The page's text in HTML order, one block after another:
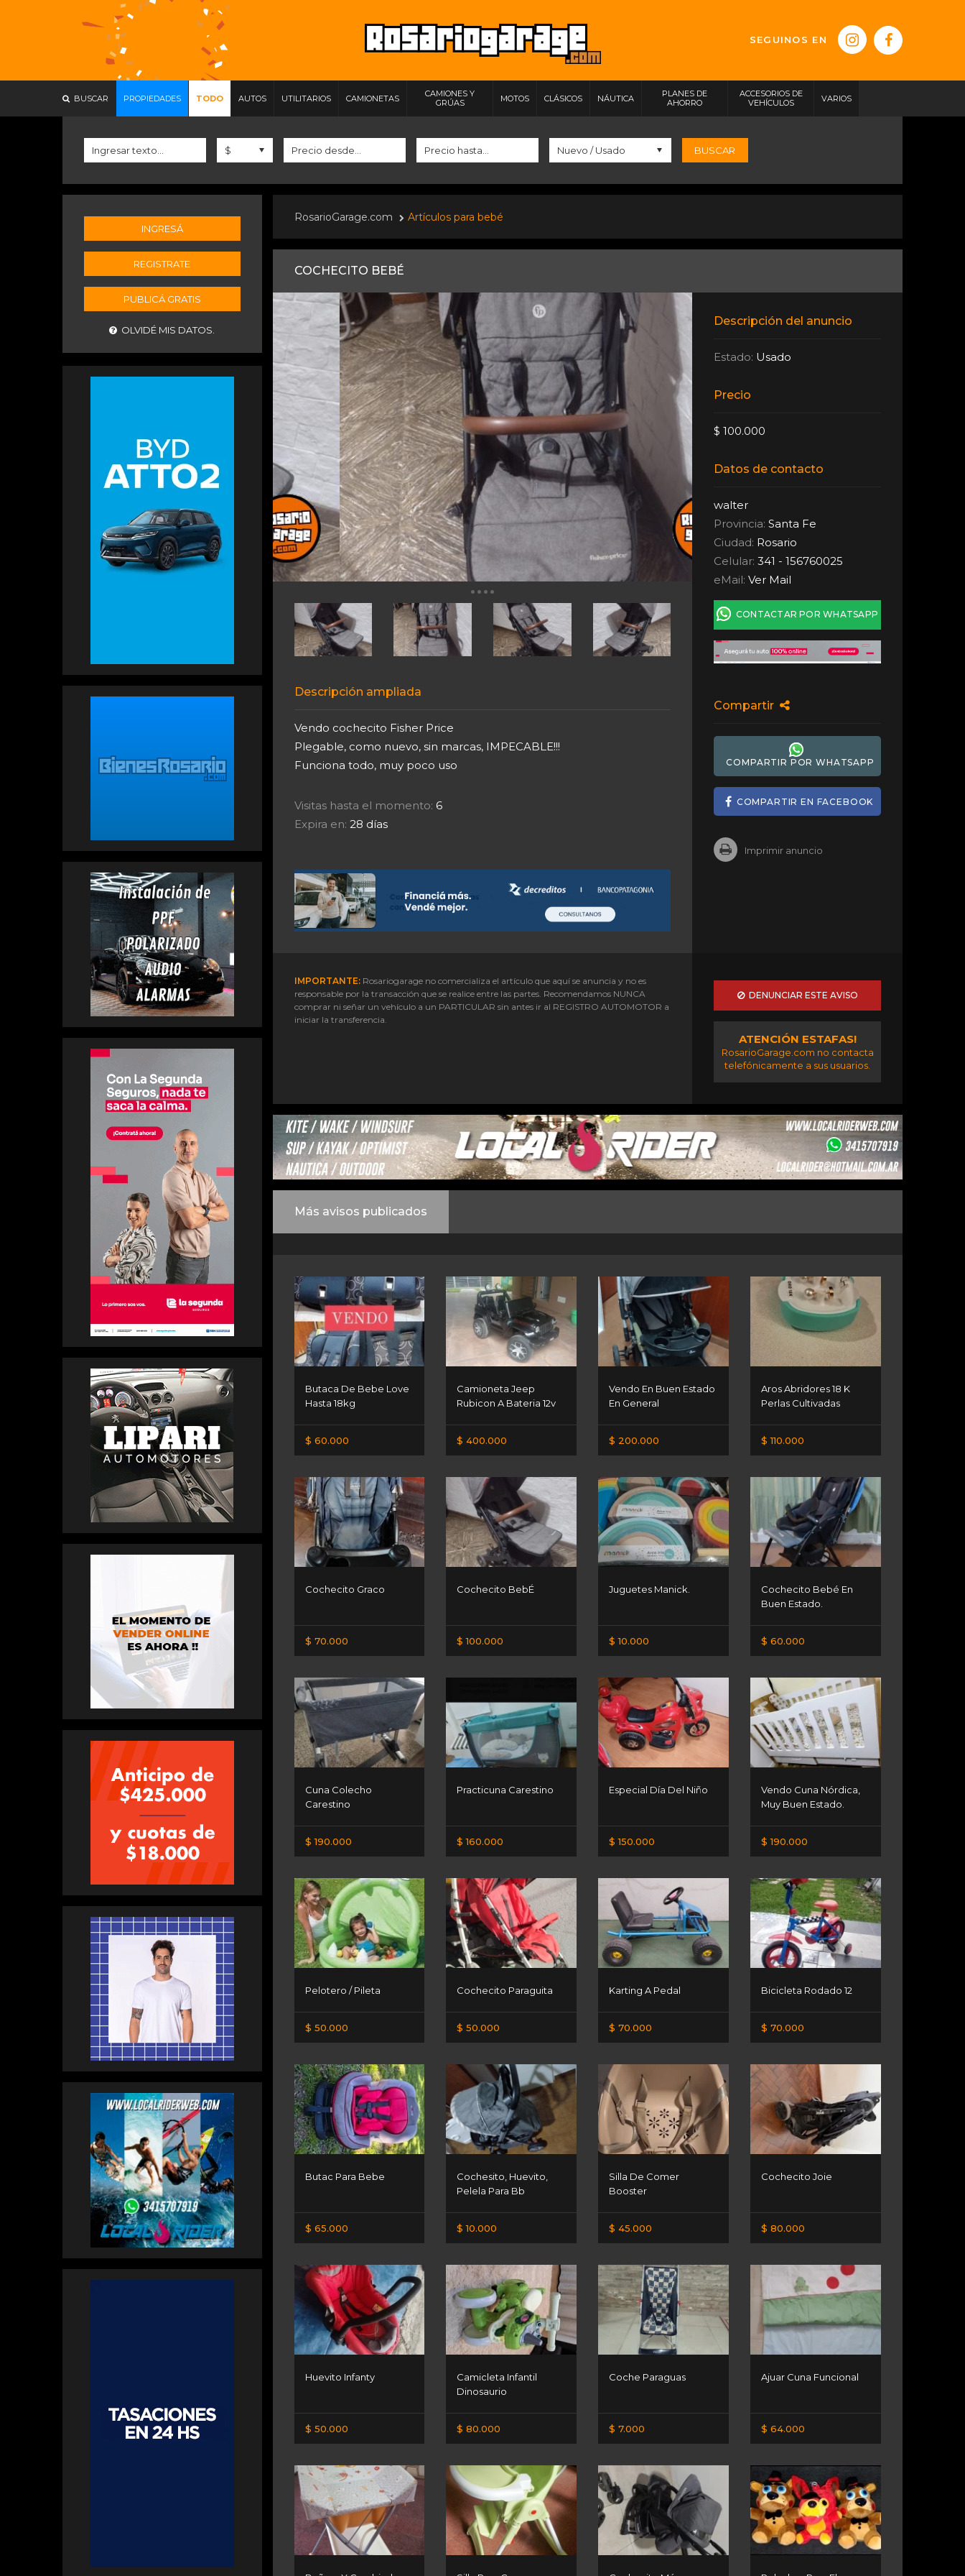
SEGUINOS EN
BUSCAR PROPIEDADES TODO AUTOS UTILITARIOS CAMIONETAS
CAMIONES Y
GRÚAS
MOTOS CLÁSICOS NÁUTICA
PLANES DE
AHORRO
ACCESORIOS DE
VEHÍCULOS
VARIOS
BUSCAR
INGRESÁ
REGISTRATE
PUBLICÁ GRATIS
OLVIDÉ MIS DATOS.
RosarioGarage.com Artículos para bebé
COCHECITO BEBÉ
Descripción ampliada
Vendo cochecito Fisher Price
Plegable, como nuevo, sin marcas, IMPECABLE!!!
Funciona todo, muy poco uso
Visitas hasta el momento: 6
Expira en: 28 días
Descripción del anuncio
Estado: Usado
Precio
$ 100.000
Datos de contacto
walter
Provincia:Santa Fe
Ciudad: Rosario
Celular: 341 - 156760025
eMail:Ver Mail
CONTACTAR POR WHATSAPP
Compartir
COMPARTIR POR WHATSAPP
COMPARTIR EN FACEBOOK
Imprimir anuncio
IMPORTANTE:Rosariogarage no comercializa el artículo que aquí se anuncia y no es
responsable por la transacción que se realice entre las partes. Recomendamos NUNCA
comprar ni señar un vehículo a un PARTICULAR sin antes ir al REGISTRO AUTOMOTOR a
iniciar la transferencia.
DENUNCIAR ESTE AVISO
ATENCIÓN ESTAFAS!
RosarioGarage.com no contacta
telefónicamente a sus usuarios.
Más avisos publicados
Butaca De Bebe Love
Hasta 18kg
$ 60.000
Camioneta Jeep
Rubicon A Bateria 12v
$ 400.000
Vendo En Buen Estado
En General
$ 200.000
Aros Abridores 18 K
Perlas Cultivadas
$ 110.000
Cochecito Graco
$ 70.000
Cochecito BebÉ
$ 100.000
Juguetes Manick.
$ 10.000
Cochecito Bebé En
Buen Estado.
$ 60.000
Cuna Colecho
Carestino
$ 190.000
Practicuna Carestino
$ 160.000
Especial Día Del Niño
$ 150.000
Vendo Cuna Nórdica,
Muy Buen Estado.
$ 190.000
Pelotero / Pileta
$ 50.000
Cochecito Paraguita
$ 50.000
Karting A Pedal
$ 70.000
Bicicleta Rodado 12
$ 70.000
Butac Para Bebe
$ 65.000
Cochesito, Huevito,
Pelela Para Bb
$ 10.000
Silla De Comer
Booster
$ 45.000
Cochecito Joie
$ 80.000
Huevito Infanty
$ 50.000
Camicleta Infantil
Dinosaurio
$ 80.000
Coche Paraguas
$ 7.000
Ajuar Cuna Funcional
$ 64.000